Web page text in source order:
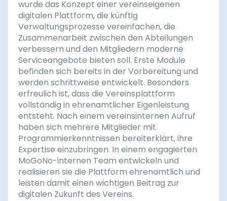
wurde das Konzept einer vereinseigenen
digitalen Plattform, die künftig
Verwaltungsprozesse vereinfachen, die
Zusammenarbeit zwischen den Abteilungen
verbessern und den Mitgliedern moderne
Serviceangebote bieten soll. Erste Module
befinden sich bereits in der Vorbereitung und
werden schrittweise entwickelt. Besonders
erfreulich ist, dass die Vereinsplattform
vollständig in ehrenamtlicher Eigenleistung
entsteht. Nach einem vereinsinternen Aufruf
haben sich mehrere Mitglieder mit
Programmierkenntnissen bereiterklärt, ihre
Expertise einzubringen. In einem engagierten
MoGoNo-internen Team entwickeln und
realisieren sie die Plattform ehrenamtlich und
leisten damit einen wichtigen Beitrag zur
digitalen Zukunft des Vereins.